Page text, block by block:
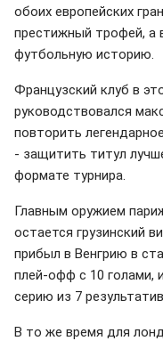
обоих европейских
престижный трофей, а
футбольную историю.
Французский клуб в
руководствовался
повторить
- защитить титул
формате турнира.
Главным оружием
остается грузинский
прибыл в Венгрию в
плей-офф с 10 голами,
серию из 7
В то же время для